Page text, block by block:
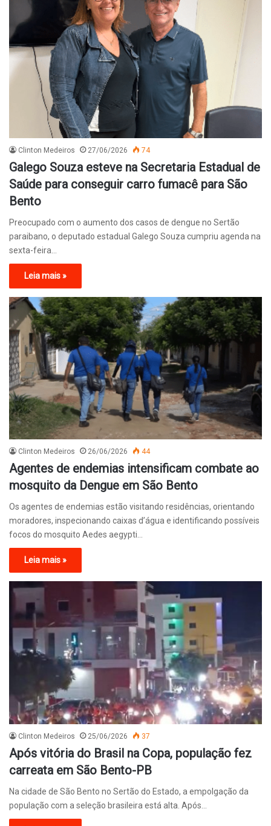
Clinton Medeiros 27/06/2026 74
Galego Souza esteve na Secretaria Estadual de
Saúde para conseguir carro fumacê para São
Bento
Preocupado com o aumento dos casos de dengue no Sertão
paraibano, o deputado estadual Galego Souza cumpriu agenda na
sexta-feira…
Leia mais »
Clinton Medeiros 26/06/2026 44
Agentes de endemias intensificam combate ao
mosquito da Dengue em São Bento
Os agentes de endemias estão visitando residências, orientando
moradores, inspecionando caixas d’água e identificando possíveis
focos do mosquito Aedes aegypti…
Leia mais »
Clinton Medeiros 25/06/2026 37
Após vitória do Brasil na Copa, população fez
carreata em São Bento-PB
Na cidade de São Bento no Sertão do Estado, a empolgação da
população com a seleção brasileira está alta. Após…